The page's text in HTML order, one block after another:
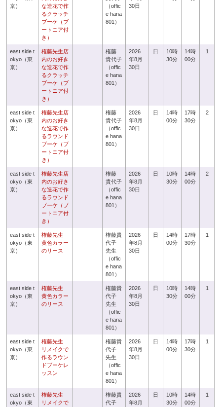
京）
な造花で作
るクラッチ
ブーケ（ブ
ートニア付
き）
（offic
e hana
801）
30日
east side t
okyo（東
京）
権藤先生店
内のお好き
な造花で作
るクラッチ
ブーケ（ブ
ートニア付
き）
権藤
貴代子
（offic
e hana
801）
2026
年8月
30日
日
10時
30分
14時
00分
1
east side t
okyo（東
京）
権藤先生店
内のお好き
な造花で作
るラウンド
ブーケ（ブ
ートニア付
き）
権藤
貴代子
（offic
e hana
801）
2026
年8月
30日
日
14時
00分
17時
30分
2
east side t
okyo（東
京）
権藤先生店
内のお好き
な造花で作
るラウンド
ブーケ（ブ
ートニア付
き）
権藤
貴代子
（offic
e hana
801）
2026
年8月
30日
日
10時
30分
14時
00分
2
east side t
okyo（東
京）
権藤先生
黄色カラー
のリース
権藤貴
代子
先生
（offic
e hana
801）
2026
年8月
30日
日
14時
00分
17時
30分
1
east side t
okyo（東
京）
権藤先生
黄色カラー
のリース
権藤貴
代子
先生
（offic
e hana
801）
2026
年8月
30日
日
10時
30分
14時
00分
1
east side t
okyo（東
京）
権藤先生
リメイクで
作るラウン
ドブーケレ
ッスン
権藤貴
代子
先生
（offic
e hana
801）
2026
年8月
30日
日
14時
00分
17時
30分
1
east side t
okyo（東
権藤先生
リメイクで
権藤貴
代子
2026
年8月
日
10時
30分
14時
00分
1